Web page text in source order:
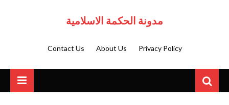
مدونة الحكمة الاسلامية
Privacy Policy
About Us
Contact Us